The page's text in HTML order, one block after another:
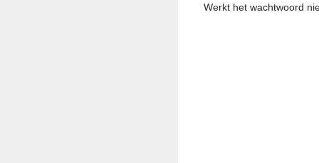
Werkt het wachtwoord